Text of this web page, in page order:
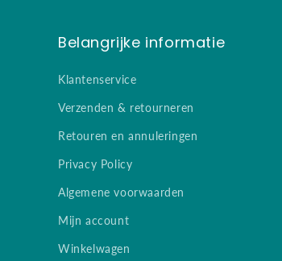
Belangrijke informatie
Klantenservice
Verzenden & retourneren
Retouren en annuleringen
Privacy Policy
Algemene voorwaarden
Mijn account
Winkelwagen